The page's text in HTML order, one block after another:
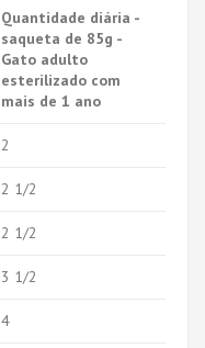
Quantidade diária -
saqueta de 85g -
Gato adulto
esterilizado com
mais de 1 ano
2
2 1/2
2 1/2
3 1/2
4